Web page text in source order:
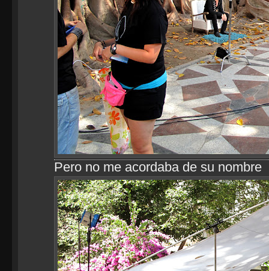
Pero no me acordaba de su nombre